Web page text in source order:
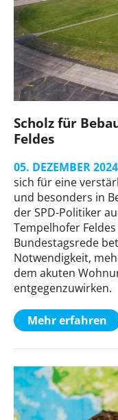
Scholz für
Feldes
05. DEZEMBER 2024
sich für eine
und besonders in
der SPD-Politiker
Tempelhofer
Bundestagsrede
Notwendigkeit,
dem akuten
entgegenzuwirken.
Mehr erfahren